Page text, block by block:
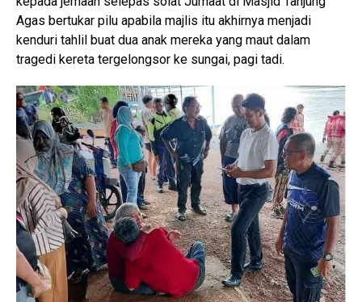
Agas bertukar pilu apabila majlis itu akhirnya menjadi
kenduri tahlil buat dua anak mereka yang maut dalam
tragedi kereta tergelongsor ke sungai, pagi tadi.